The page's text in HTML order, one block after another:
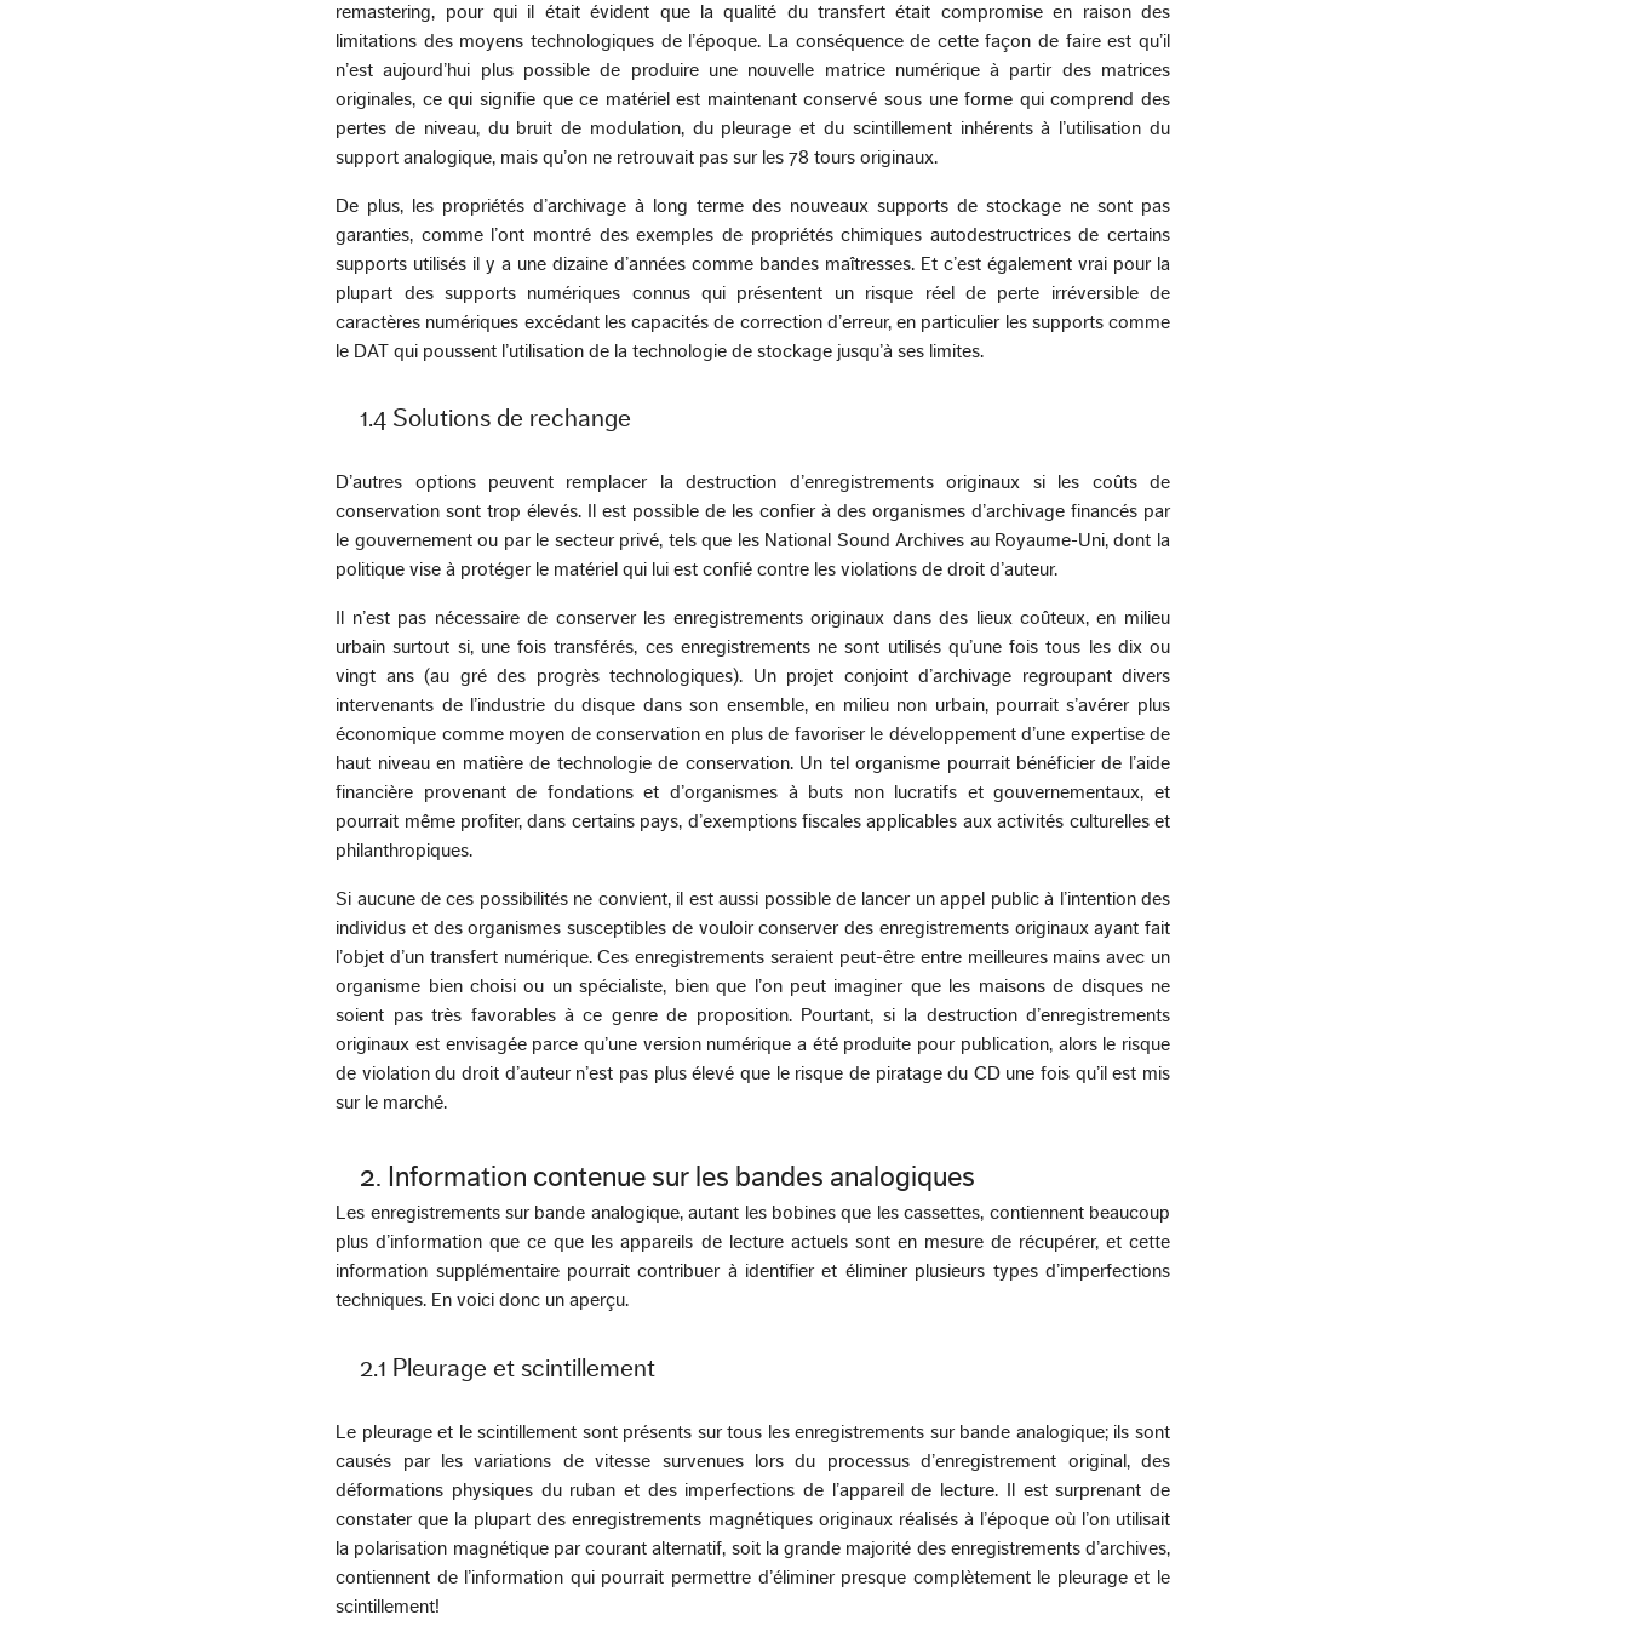
remastering, pour qui il était évident que la qualité du transfert était compromise en raison des
limitations des moyens technologiques de l’époque. La conséquence de cette façon de faire est qu’il
n’est aujourd’hui plus possible de produire une nouvelle matrice numérique à partir des matrices
originales, ce qui signifie que ce matériel est maintenant conservé sous une forme qui comprend des
pertes de niveau, du bruit de modulation, du pleurage et du scintillement inhérents à l’utilisation du
support analogique, mais qu’on ne retrouvait pas sur les 78 tours originaux.
De plus, les propriétés d’archivage à long terme des nouveaux supports de stockage ne sont pas
garanties, comme l’ont montré des exemples de propriétés chimiques autodestructrices de certains
supports utilisés il y a une dizaine d’années comme bandes maîtresses. Et c’est également vrai pour la
plupart des supports numériques connus qui présentent un risque réel de perte irréversible de
caractères numériques excédant les capacités de correction d’erreur, en particulier les supports comme
le DAT qui poussent l’utilisation de la technologie de stockage jusqu’à ses limites.
1.4 Solutions de rechange
D’autres options peuvent remplacer la destruction d’enregistrements originaux si les coûts de
conservation sont trop élevés. Il est possible de les confier à des organismes d’archivage financés par
le gouvernement ou par le secteur privé, tels que les National Sound Archives au Royaume-Uni, dont la
politique vise à protéger le matériel qui lui est confié contre les violations de droit d’auteur.
Il n’est pas nécessaire de conserver les enregistrements originaux dans des lieux coûteux, en milieu
urbain surtout si, une fois transférés, ces enregistrements ne sont utilisés qu’une fois tous les dix ou
vingt ans (au gré des progrès technologiques). Un projet conjoint d’archivage regroupant divers
intervenants de l’industrie du disque dans son ensemble, en milieu non urbain, pourrait s’avérer plus
économique comme moyen de conservation en plus de favoriser le développement d’une expertise de
haut niveau en matière de technologie de conservation. Un tel organisme pourrait bénéficier de l’aide
financière provenant de fondations et d’organismes à buts non lucratifs et gouvernementaux, et
pourrait même profiter, dans certains pays, d’exemptions fiscales applicables aux activités culturelles et
philanthropiques.
Si aucune de ces possibilités ne convient, il est aussi possible de lancer un appel public à l’intention des
individus et des organismes susceptibles de vouloir conserver des enregistrements originaux ayant fait
l’objet d’un transfert numérique. Ces enregistrements seraient peut-être entre meilleures mains avec un
organisme bien choisi ou un spécialiste, bien que l’on peut imaginer que les maisons de disques ne
soient pas très favorables à ce genre de proposition. Pourtant, si la destruction d’enregistrements
originaux est envisagée parce qu’une version numérique a été produite pour publication, alors le risque
de violation du droit d’auteur n’est pas plus élevé que le risque de piratage du CD une fois qu’il est mis
sur le marché.
2. Information contenue sur les bandes analogiques
Les enregistrements sur bande analogique, autant les bobines que les cassettes, contiennent beaucoup
plus d’information que ce que les appareils de lecture actuels sont en mesure de récupérer, et cette
information supplémentaire pourrait contribuer à identifier et éliminer plusieurs types d’imperfections
techniques. En voici donc un aperçu.
2.1 Pleurage et scintillement
Le pleurage et le scintillement sont présents sur tous les enregistrements sur bande analogique; ils sont
causés par les variations de vitesse survenues lors du processus d’enregistrement original, des
déformations physiques du ruban et des imperfections de l’appareil de lecture. Il est surprenant de
constater que la plupart des enregistrements magnétiques originaux réalisés à l’époque où l’on utilisait
la polarisation magnétique par courant alternatif, soit la grande majorité des enregistrements d’archives,
contiennent de l’information qui pourrait permettre d’éliminer presque complètement le pleurage et le
scintillement!